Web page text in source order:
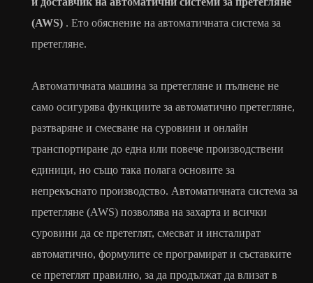
(AWS) . Ето обяснение на автоматичната система за
претегляне.
Автоматичната машина за претегляне и пълнене не
само осигурява функциите за автоматично претегляне,
разтваряне и смесване на суровини и онлайн
транспортиране до една или повече производствени
единици, но също така полага основите за
непрекъснато производство. Автоматичната система за
претегляне (AWS) позволява на захарта и всички
суровини да се претеглят, смесват и инсталират
автоматично, формулите се програмират и съставките
се претеглят правилно, за да продължат да влизат в